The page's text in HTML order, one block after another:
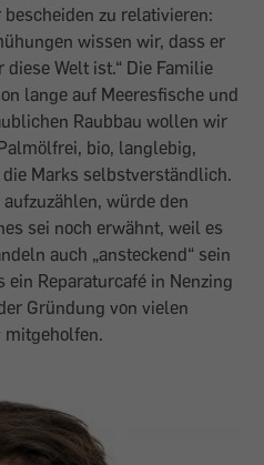
zu relativieren:
wissen wir, dass er
Welt ist.“ Die Familie
lange auf Meeresfische und
Raubbau wollen wir
bio, langlebig,
Marks selbstverständlich.
würde den
sei noch erwähnt, weil es
auch „ansteckend“ sein
ein Reparaturcafé in Nenzing
Gründung von vielen
mitgeholfen.